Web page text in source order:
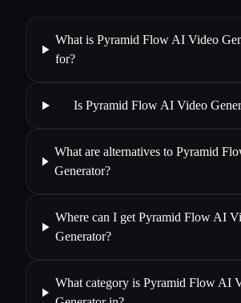
What is Pyramid Flow AI Video
for?
Is Pyramid Flow AI Video
What are alternatives to Pyramid
Generator?
Where can I get Pyramid Flow AI
Generator?
What category is Pyramid Flow AI